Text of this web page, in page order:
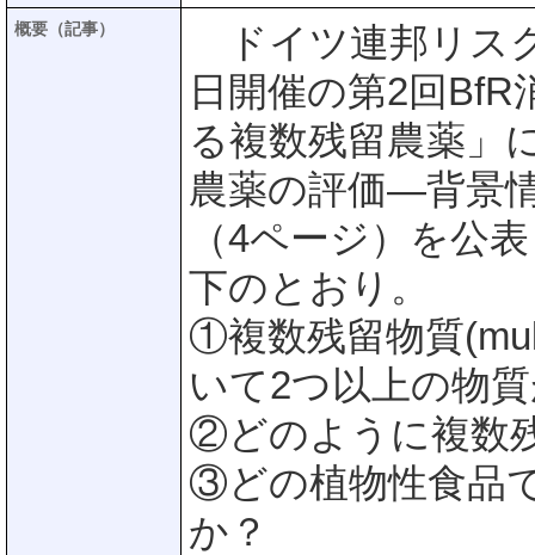
概要（記事）
ドイツ連邦リス
日開催の第2回
る複数残留農薬」
農薬の評価―背景
（4ページ）を公
下のとおり。
①複数残留物質
いて2つ以上の物
②どのように複数
③どの植物性食品
か？